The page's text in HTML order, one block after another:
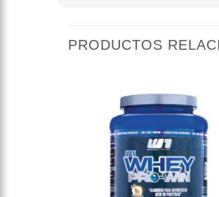
PRODUCTOS